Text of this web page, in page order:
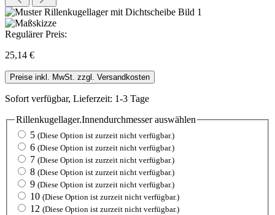
Regulärer Preis:
25,14 €
Preise inkl. MwSt. zzgl. Versandkosten
Sofort verfügbar, Lieferzeit: 1-3 Tage
Rillenkugellager.Innendurchmesserauswählen
5 (Diese Option ist zurzeit nicht verfügbar.)
6 (Diese Option ist zurzeit nicht verfügbar.)
7 (Diese Option ist zurzeit nicht verfügbar.)
8 (Diese Option ist zurzeit nicht verfügbar.)
9 (Diese Option ist zurzeit nicht verfügbar.)
10 (Diese Option ist zurzeit nicht verfügbar.)
12 (Diese Option ist zurzeit nicht verfügbar.)